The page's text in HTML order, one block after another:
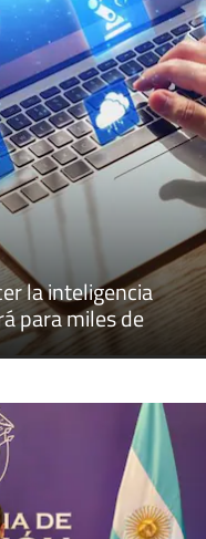
la inteligencia
para miles de